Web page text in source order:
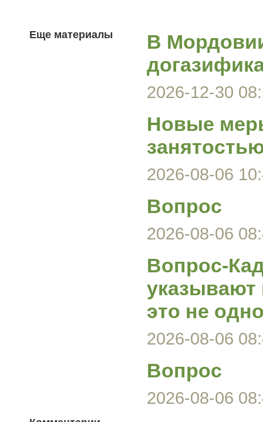
Еще материалы
В
2026-12-30
Новые
2026-08-06
Вопрос
2026-08-06
Вопрос-
это не
2026-08-06
Вопрос
2026-08-06